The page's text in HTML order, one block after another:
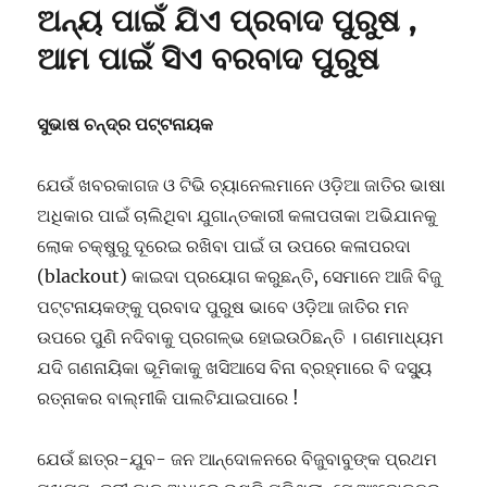
ଯେମିତି
ପ୍ରଦ୍ୟୁମ୍ନ
ଶତପଥୀ
ଅନ୍ୟ ପାଇଁ ଯିଏ ପ୍ରବାଦ ପୁରୁଷ ,
ଆମ ପାଇଁ ସିଏ ବରବାଦ ପୁରୁଷ
ସୁଭାଷ ଚନ୍ଦ୍ର ପଟ୍ଟନାୟକ
ଯେଉଁ ଖବରକାଗଜ ଓ ଟିଭି ଚ୍ୟାନେଲମାନେ ଓଡ଼ିଆ ଜାତିର ଭାଷା
ଅଧିକାର ପାଇଁ ଚାଲିଥିବା ଯୁଗାନ୍ତକାରୀ କଳାପତାକା ଅଭିଯାନକୁ
ଲୋକ ଚକ୍ଷୁରୁ ଦୂରେଇ ରଖିବା ପାଇଁ ତା ଉପରେ କଳାପରଦା
(blackout) କାଇଦା ପ୍ରୟୋଗ କରୁଛନ୍ତି, ସେମାନେ ଆଜି ବିଜୁ
ପଟ୍ଟନାୟକଙ୍କୁ ପ୍ରବାଦ ପୁରୁଷ ଭାବେ ଓଡ଼ିଆ ଜାତିର ମନ
ଉପରେ ପୁଣି ନଦିବାକୁ ପ୍ରଗଳ୍ଭ ହୋଇଉଠିଛନ୍ତି । ଗଣମାଧ୍ୟମ
ଯଦି ଗଣନାୟିକା ଭୂମିକାକୁ ଖସିଆସେ ବିନା ବ୍ରହ୍ମାରେ ବି ଦସ୍ୟୁ
ରତ୍ନାକର ବାଲ୍ମୀକି ପାଲଟିଯାଇପାରେ !
ଯେଉଁ ଛାତ୍ର-ଯୁବ- ଜନ ଆନ୍ଦୋଳନରେ ବିଜୁବାବୁଙ୍କ ପ୍ରଥମ